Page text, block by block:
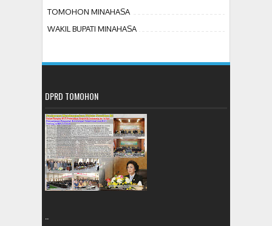
TOMOHON MINAHASA
WAKIL BUPATI MINAHASA
DPRD TOMOHON